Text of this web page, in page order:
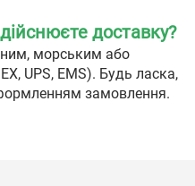
8. Яким способом ви здійснюєте доставку?
морським або
UPS, EMS). Будь ласка,
замовлення.